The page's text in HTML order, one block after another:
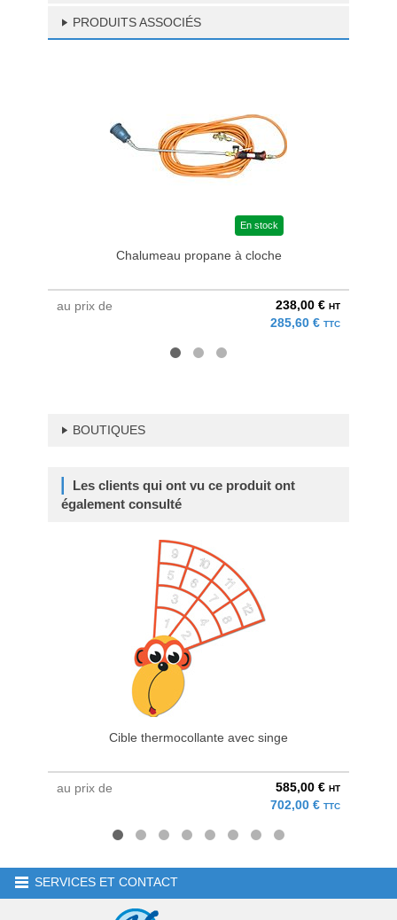
PRODUITS ASSOCIÉS
En stock
Chalumeau propane à cloche
au prix de 238,00 € HT
285,60 € TTC
BOUTIQUES
Les clients qui ont vu ce produit ont
également consulté
Cible thermocollante avec singe
au prix de 585,00 € HT
702,00 € TTC
SERVICES ET CONTACT